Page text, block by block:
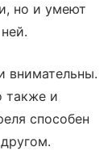
но и умеют
внимательны.
также и
способен